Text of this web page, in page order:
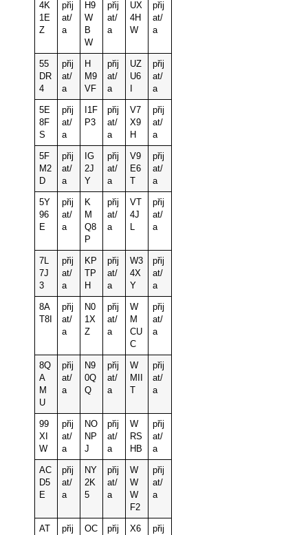
4K
1E
Z
přij
at/
a
H9
W
B
W
přij
at/
a
UX
4H
W
přij
at/
a
55
DR
4
přij
at/
a
H
M9
VF
přij
at/
a
UZ
U6
přij
at/
a
5E
8F
S
přij
at/
a
I1F
P3
přij
at/
a
V7
X9
H
přij
at/
a
5F
M2
D
přij
at/
a
IG
2J
Y
přij
at/
a
V9
E6
přij
at/
a
5Y
96
E
přij
at/
a
K
M
Q8
P
přij
at/
a
VT
4J
L
přij
at/
a
7L
7J
3
přij
at/
a
KP
TP
H
přij
at/
a
W3
4X
Y
přij
at/
a
8A
T8I
přij
at/
a
N0
1X
Z
přij
at/
a
W
M
CU
C
přij
at/
a
8Q
A
M
U
přij
at/
a
N9
0Q
Q
přij
at/
a
W
MII
přij
at/
a
99
XI
W
přij
at/
a
NO
NP
J
přij
at/
a
W
RS
HB
přij
at/
a
AC
D5
E
přij
at/
a
NY
2K
5
přij
at/
a
W
W
W
F2
přij
at/
a
AT
přij
OC
přij
X6
přij